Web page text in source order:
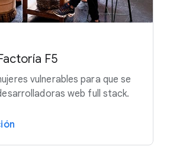
F5
vulnerables para que se
web full stack.